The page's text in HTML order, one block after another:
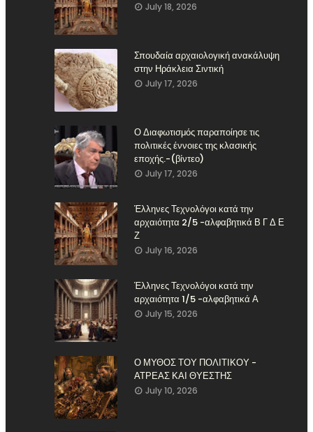
July 18, 2026
Σπουδαία αρχαιολογική ανακάλυψη
στην Ηράκλεια Σιντική
July 17, 2026
Ο Διαφωτισμός παραποίησε τις
πολιτικές έννοιες της κλασικής
εποχής.-(βίντεο)
July 17, 2026
Έλληνες Τεχνολόγοι κατά την
αρχαιότητα 2/5 -αλφαβητικά Β Γ Δ Ε
Ζ
July 16, 2026
Έλληνες Τεχνολόγοι κατά την
αρχαιότητα 1/5 -αλφαβητικά Α
July 15, 2026
Ο ΜΥΘΟΣ ΤΟΥ ΠΟΛΙΤΙΚΟΥ -
ΑΤΡΕΑΣ ΚΑΙ ΘΥΕΣΤΗΣ
July 10, 2026